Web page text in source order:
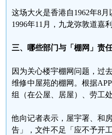
这场大火是香港自1962年8
1996年11月，九龙弥敦道嘉
三、哪些部门与「棚网」责
因为关心楼宇棚网问题，过
维修中屋苑的棚网。根据
组（在公屋、居屋）、劳工
他向记者表示，屋宇署、和
告」，文件不足「应不予开